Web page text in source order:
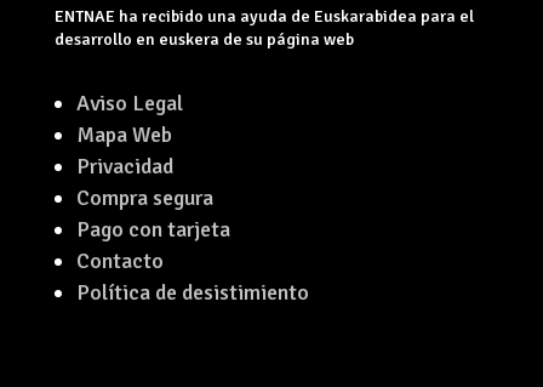
ENTNAE ha recibido una ayuda de Euskarabidea para el
desarrollo en euskera de su página web
Aviso Legal
Mapa Web
Privacidad
Compra segura
Pago con tarjeta
Contacto
Política de desistimiento